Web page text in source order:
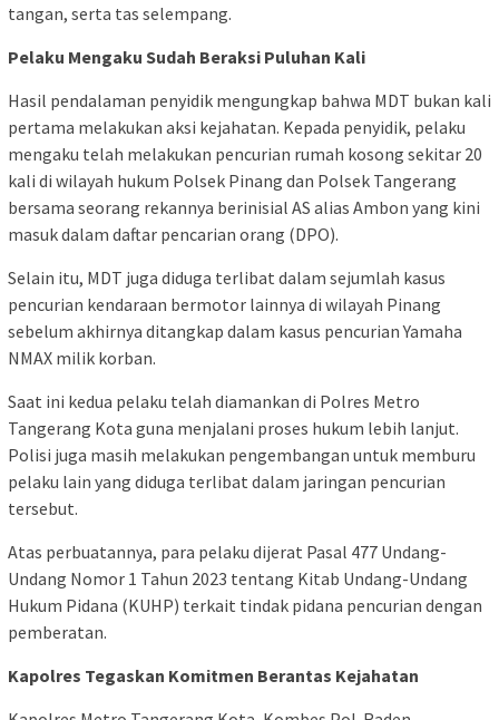
tangan, serta tas selempang.
Pelaku Mengaku Sudah Beraksi Puluhan Kali
Hasil pendalaman penyidik mengungkap bahwa MDT bukan kali
pertama melakukan aksi kejahatan. Kepada penyidik, pelaku
mengaku telah melakukan pencurian rumah kosong sekitar 20
kali di wilayah hukum Polsek Pinang dan Polsek Tangerang
bersama seorang rekannya berinisial AS alias Ambon yang kini
masuk dalam daftar pencarian orang (DPO).
Selain itu, MDT juga diduga terlibat dalam sejumlah kasus
pencurian kendaraan bermotor lainnya di wilayah Pinang
sebelum akhirnya ditangkap dalam kasus pencurian Yamaha
NMAX milik korban.
Saat ini kedua pelaku telah diamankan di Polres Metro
Tangerang Kota guna menjalani proses hukum lebih lanjut.
Polisi juga masih melakukan pengembangan untuk memburu
pelaku lain yang diduga terlibat dalam jaringan pencurian
tersebut.
Atas perbuatannya, para pelaku dijerat Pasal 477 Undang-
Undang Nomor 1 Tahun 2023 tentang Kitab Undang-Undang
Hukum Pidana (KUHP) terkait tindak pidana pencurian dengan
pemberatan.
Kapolres Tegaskan Komitmen Berantas Kejahatan